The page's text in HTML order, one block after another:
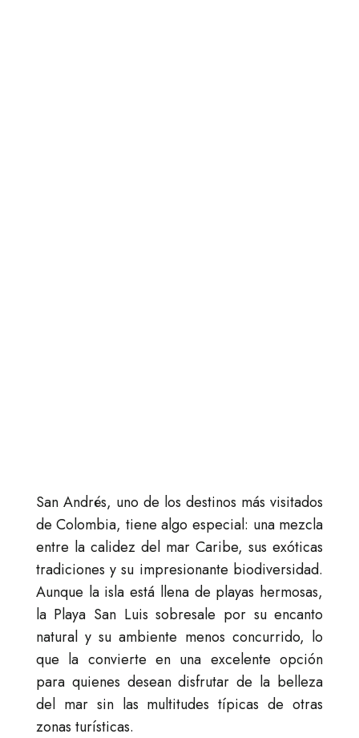
San Andrés, uno de los destinos más visitados
de Colombia, tiene algo especial: una mezcla
entre la calidez del mar Caribe, sus exóticas
tradiciones y su impresionante biodiversidad.
Aunque la isla está llena de playas hermosas,
la Playa San Luis sobresale por su encanto
natural y su ambiente menos concurrido, lo
que la convierte en una excelente opción
para quienes desean disfrutar de la belleza
del mar sin las multitudes típicas de otras
zonas turísticas.